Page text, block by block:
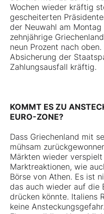
Wochen wieder kräftig
gescheiterten
der Neuwahl am
zehnjährige
neun Prozent nach
Absicherung der
Zahlungsausfall kräftig.
KOMMT ES ZU
EURO-ZONE?
Dass Griechenland mit
mühsam
Märkten wieder
Marktreaktionen, wie
Börse von Athen. Es ist
das auch wieder auf die
drücken könnte. Italiens
keine